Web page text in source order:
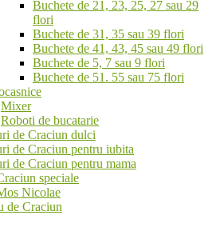
Buchete de 21, 23, 25, 27 sau 29
flori
Buchete de 31, 35 sau 39 flori
Buchete de 41, 43, 45 sau 49 flori
Buchete de 5, 7 sau 9 flori
Buchete de 51. 55 sau 75 flori
Mixer
Roboti de bucatarie
de Craciun dulci
de Craciun pentru iubita
de Craciun pentru mama
speciale
Nicolae
de Craciun